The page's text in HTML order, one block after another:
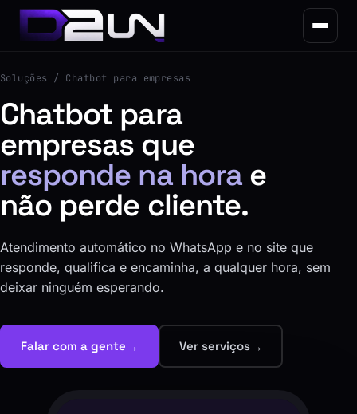
Soluções / Chatbot para empresas
Chatbot para
empresas que
responde na horae
não perde cliente.
Atendimento automático no WhatsApp e no site que
responde, qualifica e encaminha, a qualquer hora, sem
deixar ninguém esperando.
Falar com a gente → Ver serviços→